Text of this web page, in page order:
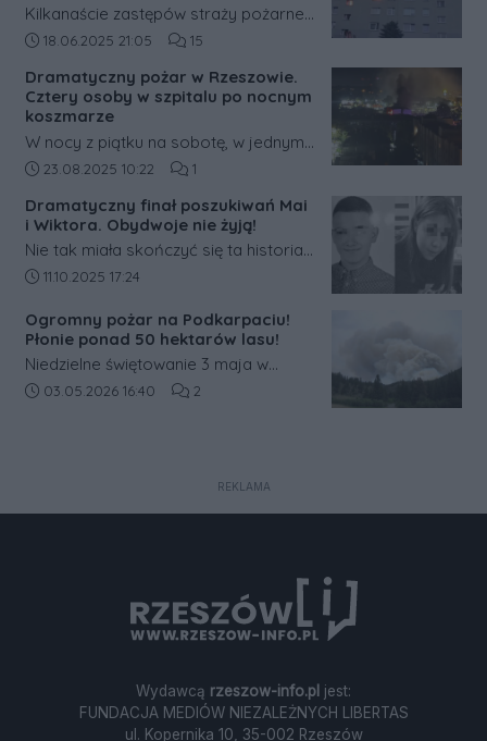
Kilkanaście zastępów straży pożarnej
walczy z dużym, rozwiniętym pożarem
Rzeszowie. Ludzie nie mogą wydostać
się z klatki.
Data dodania artykułu:
18.06.2025 21:05 Liczba komentarzy artykułu:
15
Dramatyczny pożar w Rzeszowie.
Cztery osoby w szpitalu po nocnym
koszmarze
W nocy z piątku na sobotę, w jednym
z bloków mieszkalnych przy ulicy
wybuchł groźny pożar. Walka z
żywiołem trwała blisko trzy godziny, a
w jej wyniku cztery osoby trafiły do
szpitala.
Data dodania artykułu:
23.08.2025 10:22 Liczba komentarzy artykułu:
1
Dramatyczny finał poszukiwań Mai
i Wiktora. Obydwoje nie żyją!
Nie tak miała skończyć się ta historia.
Tysiące internautów, a w terenie
w Rzeszowie przy wsparciu
policjantów z Komendy Wojewódzkiej
Policji w Rzeszowie oraz strażaków
od wczoraj poszukiwało zaginionych:
Data dodania artykułu:
11.10.2025 17:24
Ogromny pożar na Podkarpaciu!
Płonie ponad 50 hektarów lasu!
Niedzielne świętowanie 3 maja w
regionie tarnobrzeskim zostało
wojskowego w Polsce – wybuchł
przypomina starcie z „niewidzialnym
przeciwnikiem”.
Data dodania artykułu:
03.05.2026 16:40 Liczba komentarzy artykułu:
2
REKLAMA
Wydawcą rzeszow-info.pl jest:
FUNDACJA MEDIÓW NIEZALEŻNYCH LIBERTAS
ul. Kopernika 10, 35-002 Rzeszów